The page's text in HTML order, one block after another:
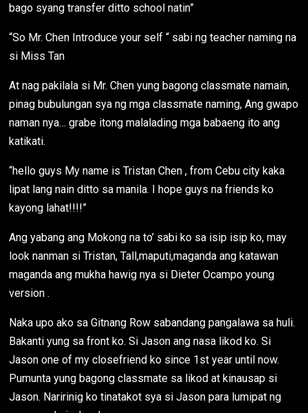
bago syang transfer ditto school natin”
“So Mr. Chen Introduce your self “ sabi ng teacher naming na
si Miss Tan
At nag pakilala si Mr. Chen yung bagong classmate namain,
pinag bubulungan sya ng mga classmate naming, Ang gwapo
naman nya… grabe itong malalading mga babaeng ito ang
katikati.
“hello guys My name is Tristan Chen , from Cebu city kaka
lipat lang nain ditto sa manila. I hope guys na friends ko
kayong lahat!!!!”
Ang yabang ang Mokong na to’ sabi ko sa isip isip ko, may
look nanman si Tristan, Tall,maputi,maganda ang katawan
maganda ang mukha hawig nya si Dieter Ocampo young
version .
Naka upo ako sa Gitnang Row sabandang pangalawa sa huli.
Bakanti yung sa front ko. Si Jason ang nasa likod ko. Si
Jason one of my closefriend ko since 1st year until now.
Pumunta yung bagong classmate sa likod at kinausap si
Jason. Naririnig ko tinatakot sya si Jason para lumipat ng